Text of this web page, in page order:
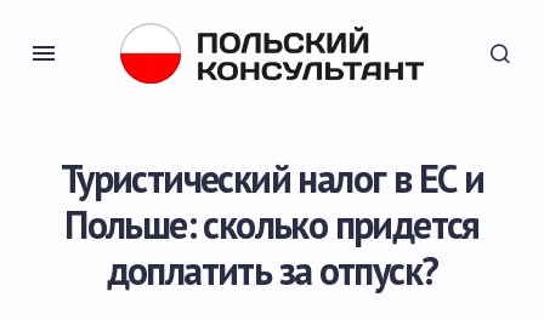
Туристический налог в ЕС и
Польше: сколько придется
доплатить за отпуск?